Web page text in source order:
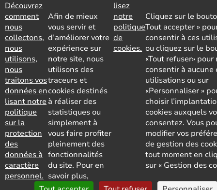
Découvrez
comment
nous
collectons,
nous
utilisons,
nous
traitons vos
données en
lisant notre
politique
sur la
protection
des
données à
caractère
personnel.
Afin de mieux
vous servir et
d’améliorer votre
expérience sur
notre site, nous
utilisons des
traceurs et
cookies destinés
à réaliser des
statistiques ou
simplement à
vous faire profiter
pleinement des
fonctionnalités
du site. Pour en
savoir plus,
lisez
notre
politique
de
cookies.
Cliquez sur le
Tout accepter »
consentir à ces
ou cliquez sur le
«Tout refuser» pour
consentir à aucune
utilisations ou sur
«Personnaliser »
choisir
cookies auxquels
consentez. Vous
modifier vos
de gestion des
tout moment en
sur « Gestion des